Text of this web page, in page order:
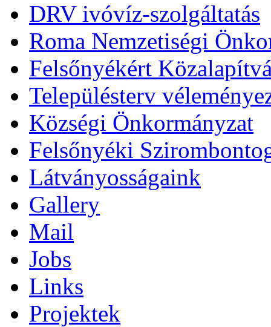
DRV ivóvíz-szolgáltatás
Roma Nemzetiségi
Felsőnyékért
Településterv
Községi Önkormányzat
Felsőnyéki
Látványosságaink
Gallery
Mail
Jobs
Links
Projektek